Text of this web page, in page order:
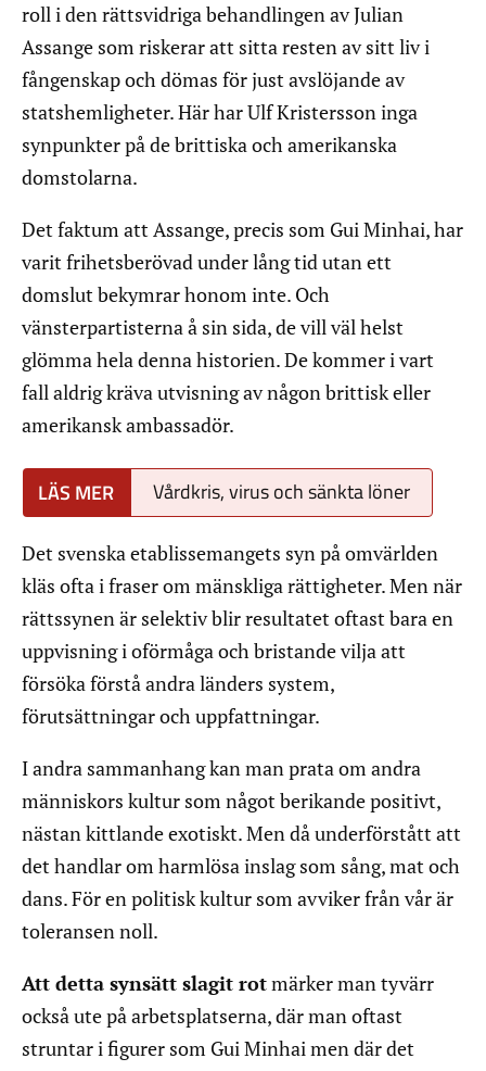
roll i den rättsvidriga behandlingen av Julian
Assange som riskerar att sitta resten av sitt liv i
fångenskap och dömas för just avslöjande av
statshemligheter. Här har Ulf Kristersson inga
synpunkter på de brittiska och amerikanska
domstolarna.
Det faktum att Assange, precis som Gui Minhai, har
varit frihetsberövad under lång tid utan ett
domslut bekymrar honom inte. Och
vänsterpartisterna å sin sida, de vill väl helst
glömma hela denna historien. De kommer i vart
fall aldrig kräva utvisning av någon brittisk eller
amerikansk ambassadör.
Vårdkris, virus och sänkta löner
Det svenska etablissemangets syn på omvärlden
kläs ofta i fraser om mänskliga rättigheter. Men när
rättssynen är selektiv blir resultatet oftast bara en
uppvisning i oförmåga och bristande vilja att
försöka förstå andra länders system,
förutsättningar och uppfattningar.
I andra sammanhang kan man prata om andra
människors kultur som något berikande positivt,
nästan kittlande exotiskt. Men då underförstått att
det handlar om harmlösa inslag som sång, mat och
dans. För en politisk kultur som avviker från vår är
toleransen noll.
Att detta synsätt slagit rotmärker man tyvärr
också ute på arbetsplatserna, där man oftast
struntar i figurer som Gui Minhai men där det